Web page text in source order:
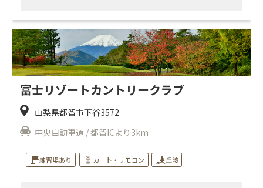
富士リゾートカントリークラブ
山梨県都留市下谷3572
中央自動車道 / 都留ICより3km
練習場あり カート・リモコン 丘陵